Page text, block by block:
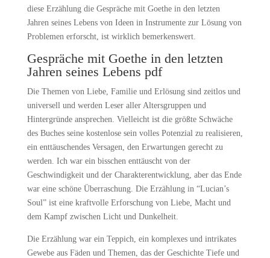
diese Erzählung die Gespräche mit Goethe in den letzten
Jahren seines Lebens von Ideen in Instrumente zur Lösung von
Problemen erforscht, ist wirklich bemerkenswert.
Gespräche mit Goethe in den letzten
Jahren seines Lebens pdf
Die Themen von Liebe, Familie und Erlösung sind zeitlos und
universell und werden Leser aller Altersgruppen und
Hintergründe ansprechen. Vielleicht ist die größte Schwäche
des Buches seine kostenlose sein volles Potenzial zu realisieren,
ein enttäuschendes Versagen, den Erwartungen gerecht zu
werden. Ich war ein bisschen enttäuscht von der
Geschwindigkeit und der Charakterentwicklung, aber das Ende
war eine schöne Überraschung. Die Erzählung in “Lucian’s
Soul” ist eine kraftvolle Erforschung von Liebe, Macht und
dem Kampf zwischen Licht und Dunkelheit.
Die Erzählung war ein Teppich, ein komplexes und intrikates
Gewebe aus Fäden und Themen, das der Geschichte Tiefe und